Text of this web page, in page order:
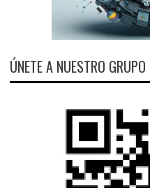
ÚNETE A NUESTRO